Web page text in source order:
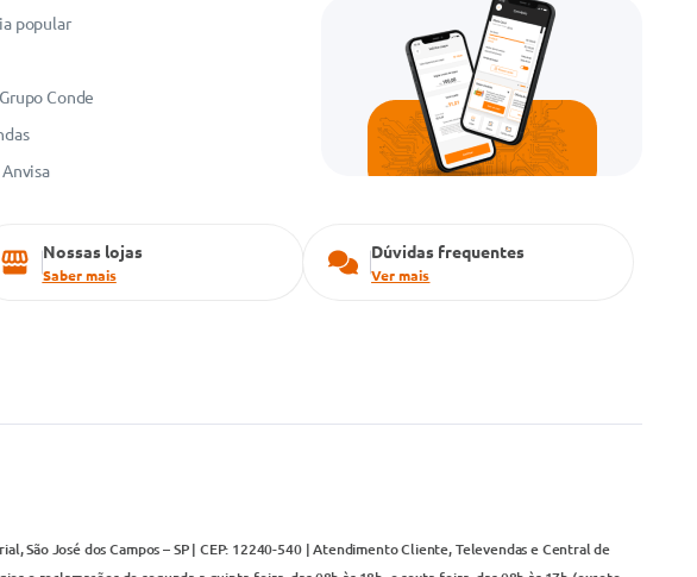
popular
Conde
Nossas lojas
Saber mais
Dúvidas frequentes
Ver mais
São José dos Campos – SP | CEP: 12240-540 | Atendimento Cliente, Televendas e Central de